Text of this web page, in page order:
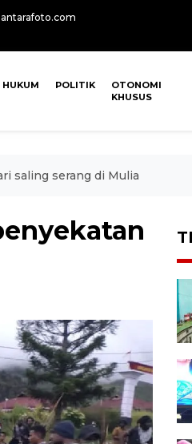
HUKUM POLITIK
OTONOMI
KHUSUS
saling serang di Mulia